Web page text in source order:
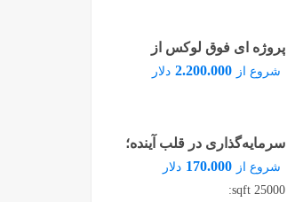
پروژه ای فوق لوکس از
مرسدس بنز تجسم شکوه و
شروع از 2.200.000 دلار
سرمایه‌گذاری در قلب آینده؛
پروژه‌ای مدرن در منطقه
پندیک استانبول
شروع از 170.000 دلار
25000 sqft: